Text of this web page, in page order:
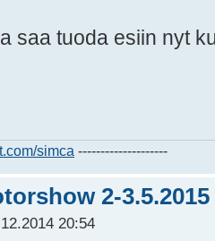
saa tuoda esiin nyt
simca --------------------
2-3.5.2015
20:54